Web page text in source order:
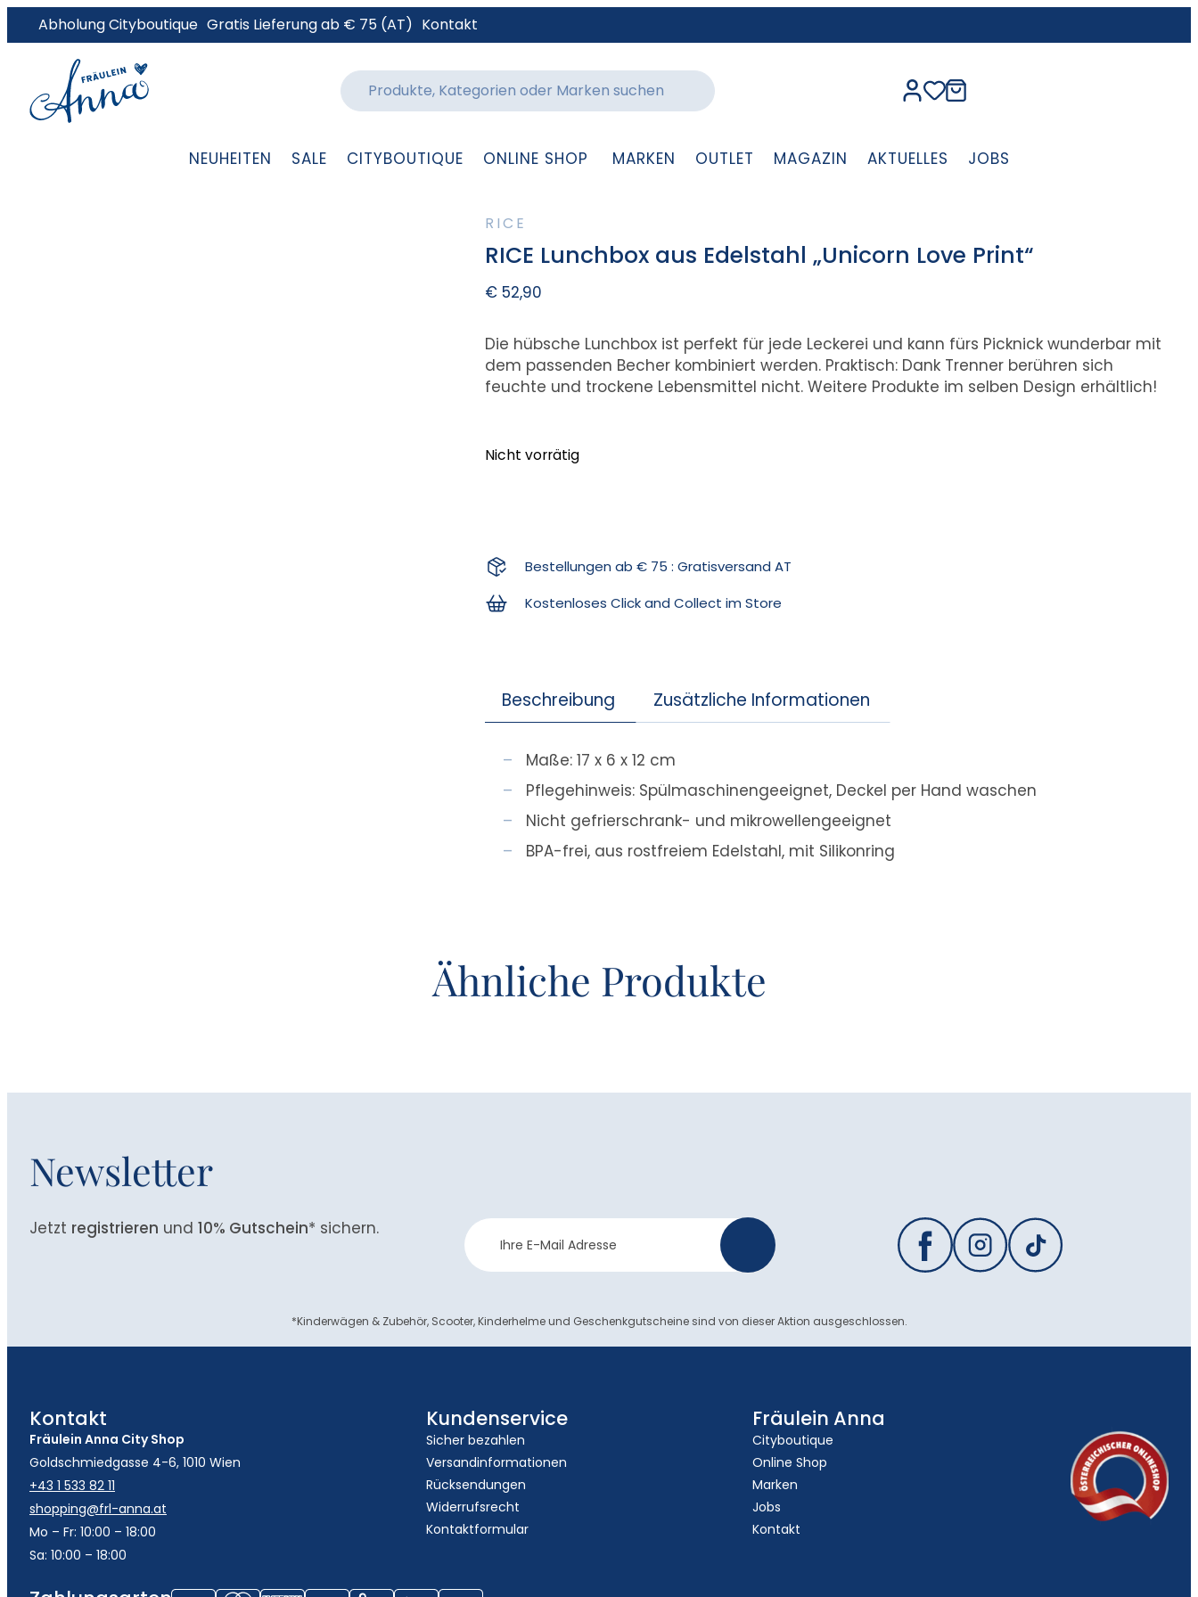
Abholung Cityboutique Gratis Lieferung ab € 75 (AT) Kontakt
NEUHEITEN SALE CITYBOUTIQUE ONLINE SHOP MARKEN OUTLET MAGAZIN AKTUELLES JOBS
RICE
RICE Lunchbox aus Edelstahl „Unicorn Love Print“
€ 52,90
Die hübsche Lunchbox ist perfekt für jede Leckerei und kann fürs Picknick wunderbar mit
dem passenden Becher kombiniert werden. Praktisch: Dank Trenner berühren sich
feuchte und trockene Lebensmittel nicht. Weitere Produkte im selben Design erhältlich!
Nicht vorrätig
Bestellungen ab € 75 : Gratisversand AT
Kostenloses Click and Collect im Store
Beschreibung Zusätzliche Informationen
Maße: 17 x 6 x 12 cm
Pflegehinweis: Spülmaschinengeeignet, Deckel per Hand waschen
Nicht gefrierschrank- und mikrowellengeeignet
BPA-frei, aus rostfreiem Edelstahl, mit Silikonring
Ähnliche Produkte
Newsletter
Jetzt registrieren und 10% Gutschein* sichern.
Newsletter
Anmeldung
*Kinderwägen & Zubehör, Scooter, Kinderhelme und Geschenkgutscheine sind von dieser Aktion ausgeschlossen.
Kontakt
Fräulein Anna City Shop
Goldschmiedgasse 4-6, 1010 Wien
+43 1 533 82 11
shopping@frl-anna.at
Mo – Fr: 10:00 – 18:00
Sa: 10:00 – 18:00
Kundenservice
Sicher bezahlen
Versandinformationen
Rücksendungen
Widerrufsrecht
Kontaktformular
Fräulein Anna
Cityboutique
Online Shop
Marken
Jobs
Kontakt